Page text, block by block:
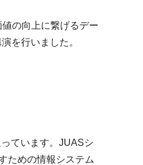
の向上に繋げるデー
を行いました。
ています。JUASシ
ための情報システム